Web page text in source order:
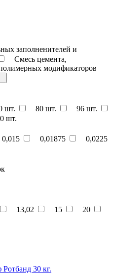
заполненителей и
Смесь цемента,
модификаторов
шт. 80 шт.
96 шт.
шт.
0,015 0,01875
0,0225
13,02 15
20